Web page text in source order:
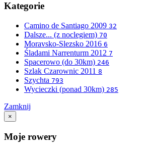
Kategorie
Camino de Santiago 2009 32
Dalsze... (z noclegiem) 70
Moravsko-Slezsko 2016 6
Śladami Narrenturm 2012 7
Spacerowo (do 30km) 246
Szlak Czarownic 2011 8
Szychta 793
Wycieczki (ponad 30km) 285
Zamknij
×
Moje rowery